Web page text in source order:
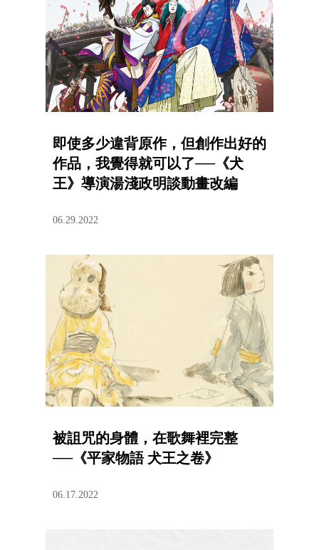
即使多少違背原作，但創作出好的
作品，我覺得就可以了──《犬
王》導演湯淺政明談動畫改編
06.29.2022
被詛咒的身體，在歌舞裡完整
──《平家物語 犬王之卷》
06.17.2022